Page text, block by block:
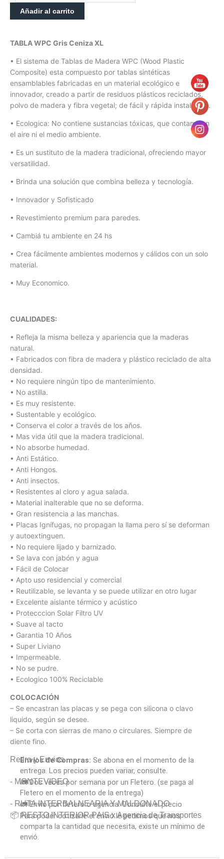
Añadir al carrito
TABLA WPC Gris Ceniza XL
• El sistema de Tablas de Madera WPC (Wood Plastic
Composite) esta compuesto por tablas sintéticas
ensamblables fabricadas en un material ecológico e
innovador, creado a partir de residuos plásticos reciclados,
polvo de madera y fibra vegetal; de fácil y rápida instalación.
• Ecologica: No contiene sustancias tóxicas, que contaminen
el aire ni el medio ambiente.
• Es un sustituto de la madera tradicional, ofreciendo mayor
versatilidad.
• Brinda una solución que combina belleza y tecnología.
• Innovador y Sofisticado
• Revestimiento premium para paredes.
• Cambiá tu ambiente en 24 hs
• Crea fácilmente ambientes modernos y cálidos con un solo
material.
• Muy Economico.
CUALIDADES:
• Refleja la misma belleza y apariencia que la maderas
natural.
• Fabricados con fibra de madera y plástico reciclado de alta
densidad.
• No requiere ningún tipo de mantenimiento.
• No astilla.
• Es muy resistente.
• Sustentable y ecológico.
• Conserva el color a través de los años.
• Mas vida útil que la madera tradicional.
• No absorbe humedad.
• Anti Estático.
• Anti Hongos.
• Anti insectos.
• Resistentes al cloro y agua salada.
• Material inalterable que no se deforma.
• Gran resistencia a las manchas.
• Placas Ignífugas, no propagan la llama pero sí se deforman
y autoextinguen.
• No requiere lijado y barnizado.
• Se lava con jabón y agua
• Fácil de Colocar
• Apto uso residencial y comercial
• Reutilizable, se levanta y se puede utilizar en otro lugar
• Excelente aislante térmico y acústico
• Protecccion Solar Filtro UV
• Suave al tacto
• Garantia 10 Años
• Super Liviano
• Impermeable.
• No se pudre.
• Ecologico 100% Reciclable
COLOCACIÓN
– Se encastran las placas y se pega con silicona o clavo
liquido, según se desee.
– Se corta con sierras de mano o circulares. Siempre de
diente fino.
Retiro y Envios
Envíos de Compras: Se abona en el momento de la
entrega. Los precios pueden variar, consulte.
- MONTEVIDEO
🚛 Dos veces por semana por un Fletero. (se paga al
Fletero en el momento de la entrega)
- RUTA INTERBALNEARIA Y MALDONADO
🚛 Envió por fletero o agencia. Consulte el precio
📦 RESTO INTERIOR PAIS x Agencia de Transportes
Para poder cotizarle el envió le pedimos que nos
comparta la cantidad que necesita, existe un mínimo de
envió.